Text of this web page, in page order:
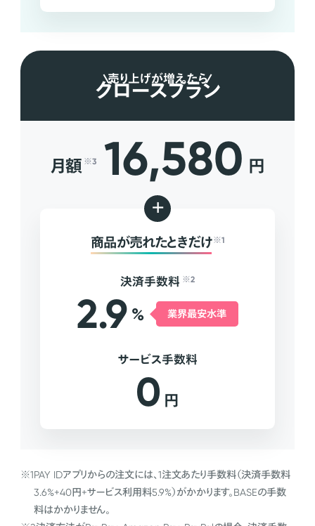
売り上げが増えたら
グロースプラン
月額 ※3 16,580 円
+
商品が売れたときだけ ※1
決済手数料 ※2
2.9 % 業界最安水準
サービス手数料
0 円
※1PAY IDアプリからの注文には、1注文あたり手数料（決済手数料
3.6%+40円+サービス利用料5.9%）がかかります。BASEの手数
料はかかりません。